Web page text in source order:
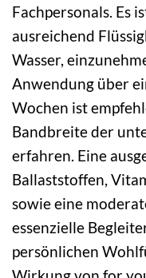
Fachpersonals. Es
ausreichend
Wasser,
Anwendung über
Wochen ist
Bandbreite der
erfahren. Eine
Ballaststoffen,
sowie eine
essenzielle
persönlichen